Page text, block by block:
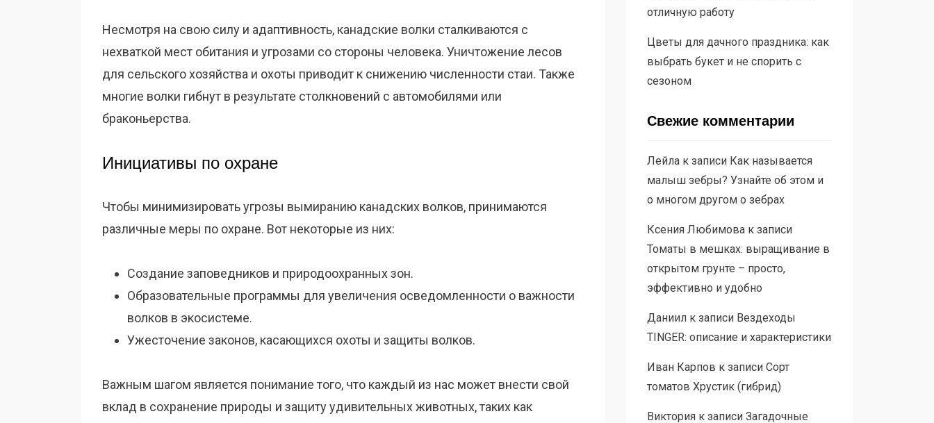
Несмотря на свою силу и адаптивность, канадские волки сталкиваются с
нехваткой мест обитания и угрозами со стороны человека. Уничтожение лесов
для сельского хозяйства и охоты приводит к снижению численности стаи. Также
многие волки гибнут в результате столкновений с автомобилями или
браконьерства.
Инициативы по охране
Чтобы минимизировать угрозы вымиранию канадских волков, принимаются
различные меры по охране. Вот некоторые из них:
Создание заповедников и природоохранных зон.
Образовательные программы для увеличения осведомленности о важности
волков в экосистеме.
Ужесточение законов, касающихся охоты и защиты волков.
Важным шагом является понимание того, что каждый из нас может внести свой
вклад в сохранение природы и защиту удивительных животных, таких как
отличную работу
Цветы для дачного праздника: как
выбрать букет и не спорить с
сезоном
Свежие комментарии
Лейлак записи Как называется
малыш зебры? Узнайте об этом и
о многом другом о зебрах
Ксения Любимовак записи
Томаты в мешках: выращивание в
открытом грунте – просто,
эффективно и удобно
Даниилк записи Вездеходы
TINGER: описание и характеристики
Иван Карпов к записи Сорт
томатов Хрустик (гибрид)
Викторияк записи Загадочные